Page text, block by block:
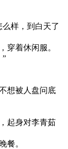
样，到白天了
穿着休闲服。
”
想被人盘问底
起身对李青茹
餐。